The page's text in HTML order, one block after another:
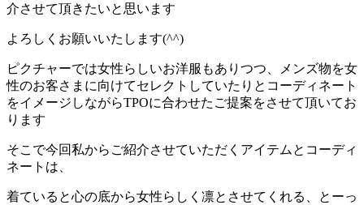
介させて頂きたいと思います
よろしくお願いいたします(^^)
ピクチャーでは女性らしいお洋服もありつつ、メンズ物を女
性のお客さまに向けてセレクトしていたりとコーディネート
をイメージしながらTPOに合わせたご提案をさせて頂いてお
ります
そこで今回私からご紹介させていただくアイテムとコーディ
ネートは、
着ていると心の底から女性らしく凛とさせてくれる、とーっ